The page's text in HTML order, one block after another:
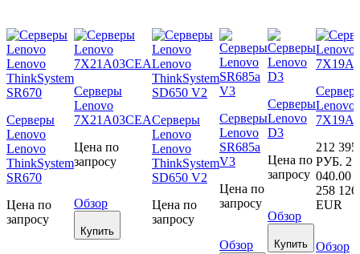
Серверы
Lenovo
Lenovo
ThinkSystem
SR670
Цена по
запросу
Серверы
Lenovo
7X21A03CEA
Цена по
запросу
Обзор
Купить
Серверы
Lenovo
Lenovo
ThinkSystem
SD650 V2
Цена по
запросу
Серверы
Lenovo
SR685a
V3
Цена по
запросу
Обзор
Серверы
Lenovo
D3
Цена по
запросу
Обзор
Купить
Lenovo
212
РУБ. 2
040.00
258
EUR
Обзор